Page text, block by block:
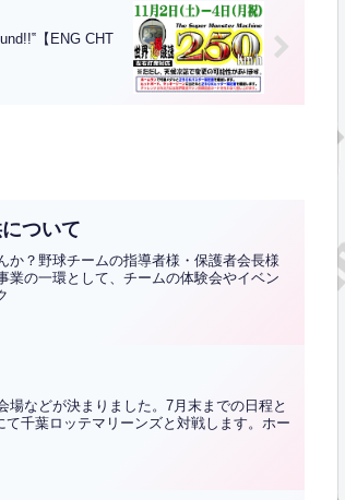
【ENG CHT
ついて
か？野球チームの指導者様・保護者会長様
業の一環として、チームの体験会やイベン
などが決まりました。7月末までの日程と
千葉ロッテマリーンズと対戦します。ホー